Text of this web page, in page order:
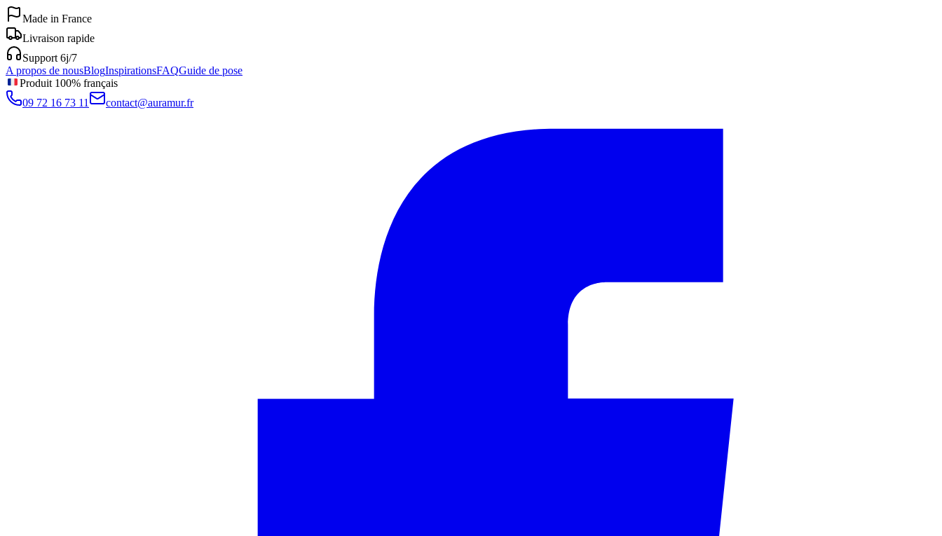
Made in France
Livraison rapide
Support 6j/7
A propos de nousBlogInspirationsFAQGuide de pose
Produit 100% français
09 72 16 73 11
contact@auramur.fr